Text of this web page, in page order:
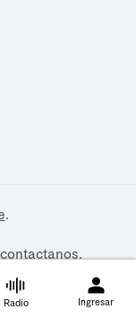
.
contactanos.
Radio Ingresar